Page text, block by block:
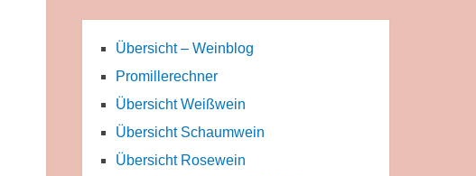
Übersicht – Weinblog
Promillerechner
Übersicht Weißwein
Übersicht Schaumwein
Übersicht Rosewein